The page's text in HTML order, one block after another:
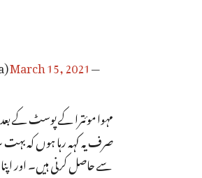
— Mahua Moitra (@MahuaMoitra)
March 15, 2021
مہوا موئترا کے پوسٹ کے
صرف یہ کہہ رہا ہوں کہ
سے حاصل کرنی ہیں۔ اور